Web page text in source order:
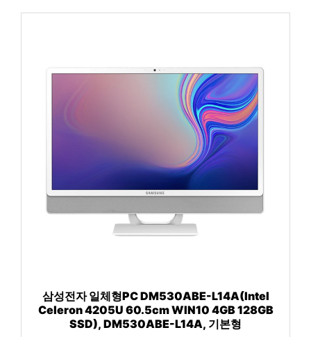
삼성전자 일체형PC DM530ABE-L14A(Intel
Celeron 4205U 60.5cm WIN10 4GB 128GB
SSD), DM530ABE-L14A, 기본형